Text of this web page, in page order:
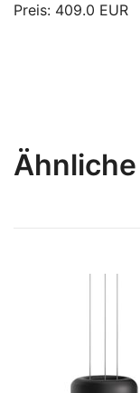
Preis: 409.0 EUR